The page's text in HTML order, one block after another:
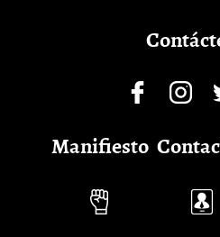
Manifiesto